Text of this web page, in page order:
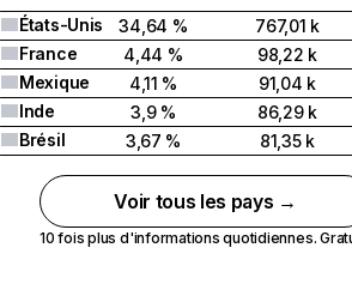
États-Unis
34,64 %
767,01 k
France
4,44 %
98,22 k
Mexique
4,11 %
91,04 k
Inde
3,9 %
86,29 k
Brésil
3,67 % 81,35 k
Voir tous les pays →
10 fois plus d'informations quotidiennes.